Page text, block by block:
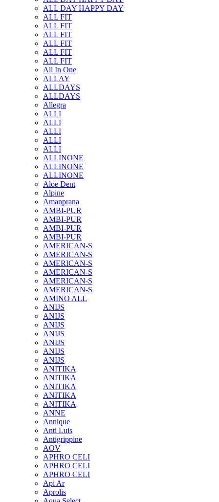
ALL DAY HAPPY DAY
ALL FIT
ALL FIT
ALL FIT
ALL FIT
ALL FIT
ALL FIT
All In One
ALLAY
ALLDAYS
ALLDAYS
Allegra
ALLI
ALLI
ALLI
ALLI
ALLI
ALLINONE
ALLINONE
ALLINONE
Aloe Dent
Alpine
Amanprana
AMBI-PUR
AMBI-PUR
AMBI-PUR
AMBI-PUR
AMERICAN-S
AMERICAN-S
AMERICAN-S
AMERICAN-S
AMERICAN-S
AMERICAN-S
AMINO ALL
ANIJS
ANIJS
ANIJS
ANIJS
ANIJS
ANIJS
ANIJS
ANITIKA
ANITIKA
ANITIKA
ANITIKA
ANITIKA
ANNE
Annique
Anti Luis
Antigrippine
AOV
APHRO CELI
APHRO CELI
APHRO CELI
Api Ar
Aprolis